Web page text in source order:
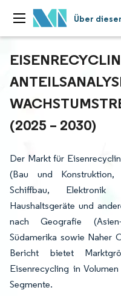
Über
NTEILSANALYSE
2025 – 2030)
Der Markt für
(Bau und Konstruktion,
Schiffbau, Elektronik
Haushaltsgeräte und
nach Geografie
Südamerika sowie Naher
Bericht bietet
Eisenrecycling in
Segmente.